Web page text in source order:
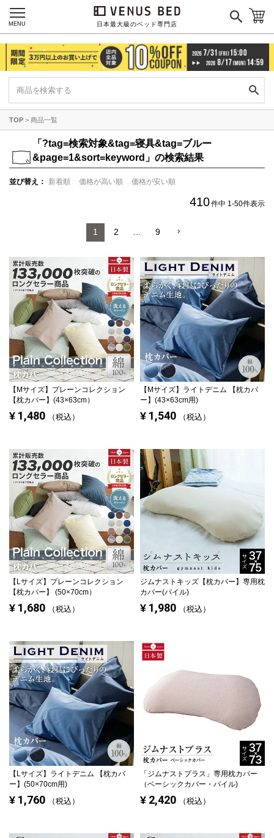
日本最大級のベッド専門店
MENU
TOP 商品一覧
「 ?tag=検索対象&tag=寝具&tag=ブルー
&page=1&sort=keyword」の検索結果
並び替え 新着順 価格が高い順 価格が安い順
410件中 1 -50件表示
1 2 9
【Mサイズ】 プレーンコレクション
【枕カバー】(43×63cm）
¥ 1,480 税込
【Mサイズ】 ライトデニム 【枕カバ
ー】(43×63cm用)
¥ 1,540 税込
【Lサイズ】 プレーンコレクション
【枕カバー】 (50×70cm）
¥ 1,680 税込
ジムナストキッズ【枕カバー】専用枕
カバー(パイル)
¥ 1,980 税込
【Lサイズ】 ライトデニム 【枕カバ
ー】(50×70cm用)
¥ 1,760 税込
「ジムナストプラス」専用枕カバー
（ベーシックカバー・パイル)
¥ 2,420 税込